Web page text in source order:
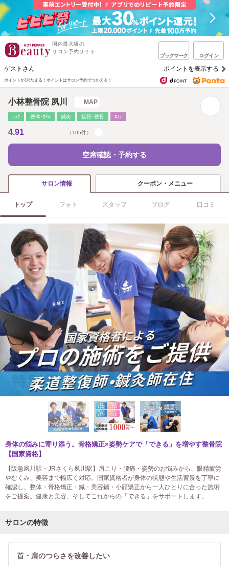
国内最大級の
サロン予約サイト
ブックマーク ログイン
ゲストさん ポイントを表示する
ポイントが1%たまる！ ポイントはサロン予約でつかえる！
小林整骨院 夙川 MAP
ﾘﾗｸ 整体･ｶｲﾛ 鍼灸 接骨･整骨 ｴｽﾃ
4.91 （105件）
空席確認・予約する
サロン情報 クーポン・メニュー
トップ フォト スタッフ ブログ 口コミ
身体の悩みに寄り添う。骨格矯正×姿勢ケアで「できる」を増やす整骨院
【国家資格】
【阪急夙川駅・JRさくら夙川駅】肩こり・腰痛・姿勢のお悩みから、眼精疲労
やむくみ、美容まで幅広く対応。国家資格者が身体の状態や生活背景を丁寧に
確認し、整体・骨格矯正・鍼・美容鍼・小顔矯正から一人ひとりに合った施術
をご提案。健康と美容、そしてこれからの「できる」をサポートします。
サロンの特徴
首・肩のつらさを改善したい